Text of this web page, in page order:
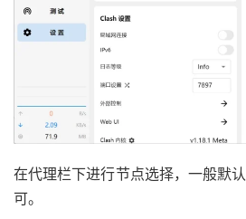
在代理栏下进行节点选择，一般默
可。